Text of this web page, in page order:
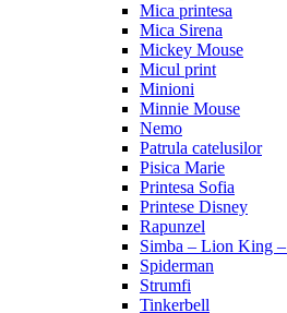
Mica printesa
Mica Sirena
Mickey Mouse
Micul print
Minioni
Minnie Mouse
Nemo
Patrula catelusilor
Pisica Marie
Printesa Sofia
Printese Disney
Rapunzel
Simba – Lion King
Spiderman
Strumfi
Tinkerbell